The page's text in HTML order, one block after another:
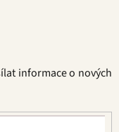
informace o nových